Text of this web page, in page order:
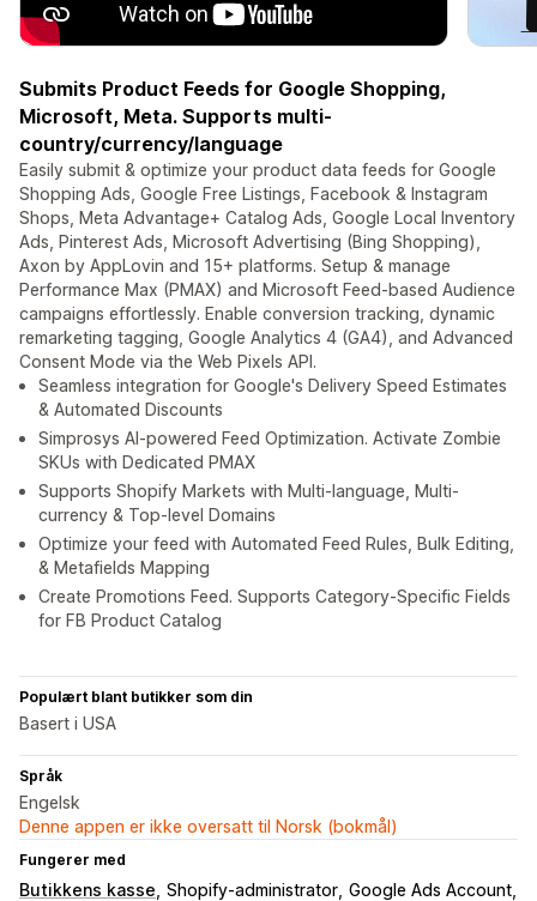
Submits Product Feeds for Google Shopping,
Microsoft, Meta. Supports multi-
country/currency/language
Easily submit & optimize your product data feeds for Google
Shopping Ads, Google Free Listings, Facebook & Instagram
Shops, Meta Advantage+ Catalog Ads, Google Local Inventory
Ads, Pinterest Ads, Microsoft Advertising (Bing Shopping),
Axon by AppLovin and 15+ platforms. Setup & manage
Performance Max (PMAX) and Microsoft Feed-based Audience
campaigns effortlessly. Enable conversion tracking, dynamic
remarketing tagging, Google Analytics 4 (GA4), and Advanced
Consent Mode via the Web Pixels API.
Seamless integration for Google's Delivery Speed Estimates
& Automated Discounts
Simprosys AI-powered Feed Optimization. Activate Zombie
SKUs with Dedicated PMAX
Supports Shopify Markets with Multi-language, Multi-
currency & Top-level Domains
Optimize your feed with Automated Feed Rules, Bulk Editing,
& Metafields Mapping
Create Promotions Feed. Supports Category-Specific Fields
for FB Product Catalog
Populært blant butikker som din
Basert i USA
Språk
Engelsk
Denne appen er ikke oversatt til Norsk (bokmål)
Fungerer med
Butikkens kasse Shopify-administrator Google Ads Account